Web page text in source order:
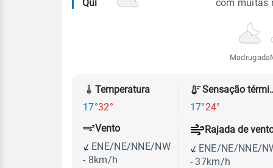
meteorológicos
Qui
com muitas
Madrugada
Temperatura
17°32°
17°24°
Vento
ENE/NE/NNE/NW
- 8km/h
Rajada de
ENE/NE/NNE/
- 37km/h